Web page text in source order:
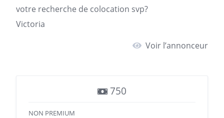
votre recherche de colocation svp?
Victoria
Voir l’annonceur
750
NON PREMIUM